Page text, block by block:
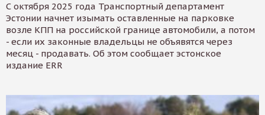
С октября 2025 года Транспортный департамент
Эстонии начнет изымать оставленные на парковке
возле КПП на российской границе автомобили, а потом
- если их законные владельцы не объявятся через
месяц - продавать. Об этом сообщает эстонское
издание ERR